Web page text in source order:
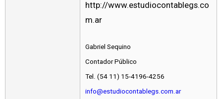
http://www.estudiocontablegs.co
m.ar
Gabriel Sequino
Contador Público
Tel. (54 11) 15-4196-4256
info@estudiocontablegs.com.ar